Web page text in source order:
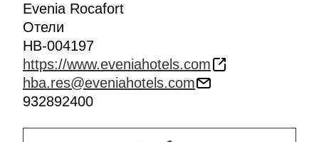
Evenia Rocafort
Отели
HB-004197
https://www.eveniahotels.com
hba.res@eveniahotels.com
932892400